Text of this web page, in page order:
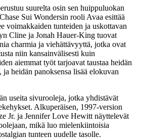
suurelta osin sen huippuluokan
Sui Wondersin rooli Avaa esittää
voimakkaiden tunteiden ja uskottavan
Cline ja Jonah Hauer-King tuovat
charmia ja viehättävyyttä, jotka ovat
niin kansainvälisesti kuin
aiemmat työt tarjoavat taustaa heidän
heidän panoksensa lisää elokuvan
useita sivurooleja, jotka yhdistävät
Alkuperäisen, 1997-version
Jr. ja Jennifer Love Hewitt näyttelevät
mikä luo mielenkiintoisia
tunteen uudelle tasolle.